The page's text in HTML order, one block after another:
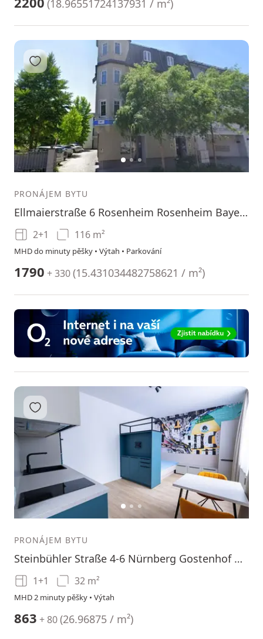
(18.96551724137931 / m²)
12 3
Přidat do oblíbených
PRONÁJEM BYTU
Ellmaierstraße 6 Rosenheim Rosenheim Bayern 83022
2+1 116 m²
MHD do minuty pěšky • Výtah • Parkování
1790 + 330(15.431034482758621 / m²)
12 3
Přidat do oblíbených
PRONÁJEM BYTU
Steinbühler Straße 4-6 Nürnberg Gostenhof Bayern 90443
1+1 32 m²
MHD 2 minuty pěšky • Výtah
863 + 80(26.96875 / m²)